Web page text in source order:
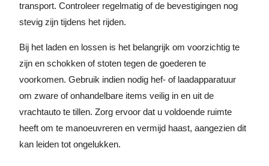
transport. Controleer regelmatig of de bevestigingen nog
stevig zijn tijdens het rijden.
Bij het laden en lossen is het belangrijk om voorzichtig te
zijn en schokken of stoten tegen de goederen te
voorkomen. Gebruik indien nodig hef- of laadapparatuur
om zware of onhandelbare items veilig in en uit de
vrachtauto te tillen. Zorg ervoor dat u voldoende ruimte
heeft om te manoeuvreren en vermijd haast, aangezien dit
kan leiden tot ongelukken.